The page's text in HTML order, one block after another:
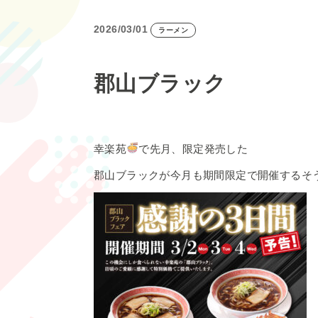
2026/03/01 ラーメン
郡山ブラック
幸楽苑 で先月、限定発売した
郡山ブラックが今月も期間限定で開催するそ